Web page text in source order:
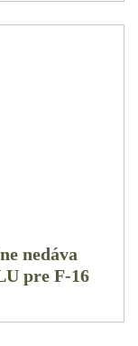
nedáva
pre F-16